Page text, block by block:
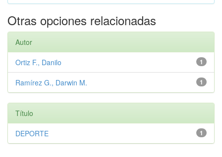
Otras opciones relacionadas
Autor
1
Ortiz F., Danilo
1
Ramírez G., Darwin M.
Título
1
DEPORTE